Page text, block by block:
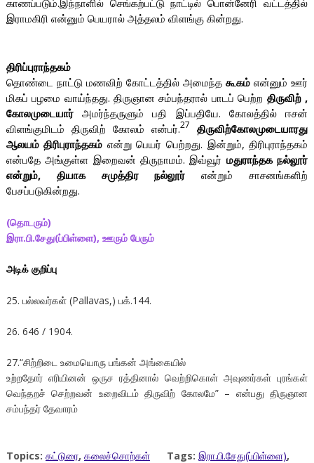
காணப்படும்.இந்நாளில் செங்கற்பட்டு நாட்டில் பொன்னேரி வட்டத்தில்
இராமகிரி என்னும் பெயரால் அத்தலம் விளங்கு கின்றது.
திரிப்புராந்தகம்
தொண்டை நாட்டு மணவிற் கோட்டத்தில் அமைந்தகூகம் என்னும் ஊர்
மிகப் பழமை வாய்ந்தது. திருஞான சம்பந்தரால் பாடப் பெற்ற திருவிற் ,
கோலமுடையார்அமர்ந்தருளும் பதி இப்பதியே. கோலத்தில் ஈசன்
விளங்குமிடம் திருவிற் கோலம் என்பர்.27
திருவிற்கோலமுடையாரது
ஆலயம் திரிபுராந்தகம் என்று பெயர் பெற்றது. இன்றும், திரிபுராந்தகம்
என்பதே அங்குள்ள இறைவன் திருநாமம். இவ்வூர் மதுராந்தக நல்லூர்
என்றும், தியாக சமுத்திர நல்லூர்என்றும் சாசனங்களிற்
பேசப்படுகின்றது.
(தொடரும்)
இரா.பி.சேது(ப்பிள்ளை), ஊரும் பேரும்
அடிக் குறிப்பு
25. பல்லவர்கள் (Pallavas,) பக்.144.
26. 646 / 1904.
27.“சிற்றிடை உமையொரு பங்கன் அங்கையில்
உற்றதோர் எரியினன் ஒருச ரத்தினால் வெற்றிகொள் அவுணர்கள் புரங்கள்
வெந்தறச் செற்றவன் உறைவிடம் திருவிற் கோலமே” – என்பது திருஞான
சம்பந்தர் தேவாரம்
Topics: கட்டுரை, கலைச்சொற்கள் Tags: இரா.பி.சேது(ப்பிள்ளை),